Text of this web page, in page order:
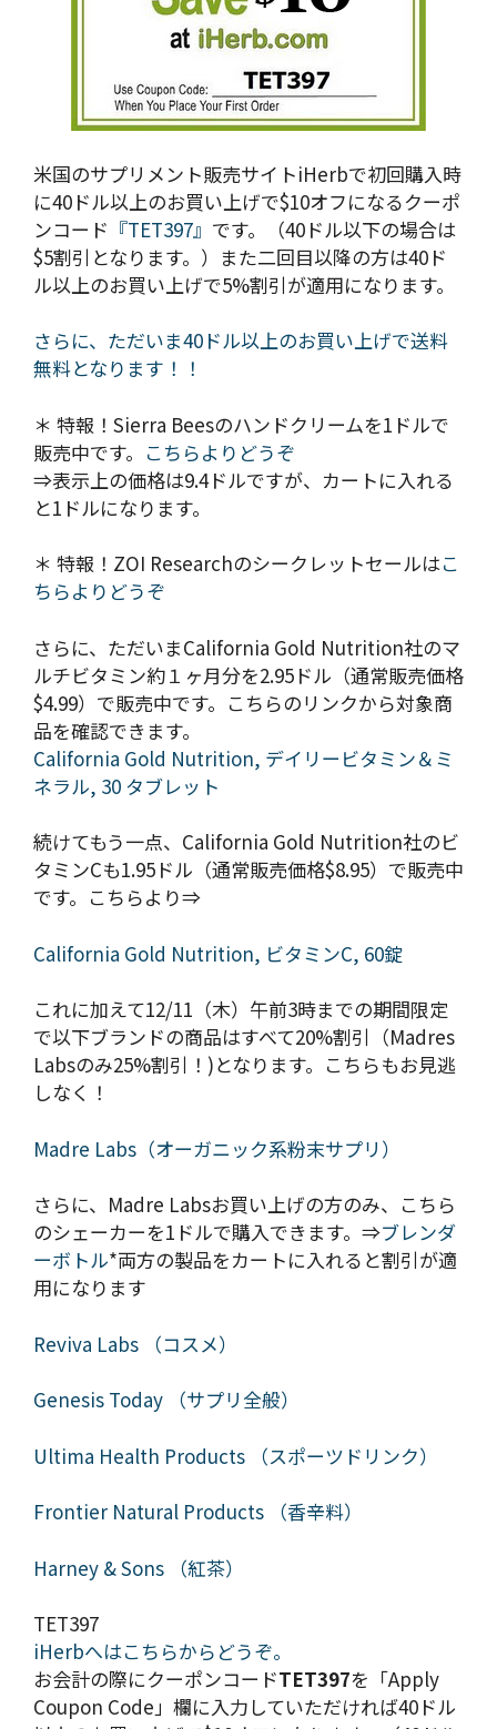
米国のサプリメント販売サイトiHerbで初回購入時
に40ドル以上のお買い上げで$10オフになるクーポ
ンコード 『TET397』 です。（40ドル以下の場合は
$5割引となります。）また二回目以降の方は40ド
ル以上のお買い上げで5%割引が適用になります。
さらに、ただいま40ドル以上のお買い上げで送料
無料となります！！
＊ 特報！Sierra Beesのハンドクリームを1ドルで
販売中です。 こちらよりどうぞ
⇒表示上の価格は9.4ドルですが、カートに入れる
と1ドルになります。
＊ 特報！ZOI Researchのシークレットセールはこ
ちらよりどうぞ
さらに、ただいまCalifornia Gold Nutrition社のマ
ルチビタミン約１ヶ月分を2.95ドル（通常販売価格
$4.99）で販売中です。こちらのリンクから対象商
品を確認できます。
California Gold Nutrition, デイリービタミン＆ミ
ネラル, 30 タブレット
続けてもう一点、California Gold Nutrition社のビ
タミンCも1.95ドル（通常販売価格$8.95）で販売中
です。こちらより⇒
California Gold Nutrition, ビタミンC, 60錠
これに加えて12/11（木）午前3時までの期間限定
で以下ブランドの商品はすべて20%割引（Madres
Labsのみ25%割引！)となります。こちらもお見逃
しなく！
Madre Labs（オーガニック系粉末サプリ）
さらに、Madre Labsお買い上げの方のみ、こちら
のシェーカーを1ドルで購入できます。⇒ブレンダ
ーボトル*両方の製品をカートに入れると割引が適
用になります
Reviva Labs （コスメ）
Genesis Today （サプリ全般）
Ultima Health Products （スポーツドリンク）
Frontier Natural Products （香辛料）
Harney & Sons （紅茶）
TET397
iHerbへはこちらからどうぞ。
お会計の際にクーポンコードTET397を「Apply
Coupon Code」欄に入力していただければ40ドル